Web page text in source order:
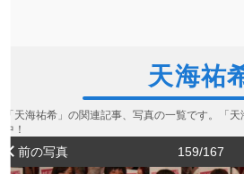
天海祐
「天海祐希」の関連記事、写真の一覧です。「
中！
前の写真 159/167